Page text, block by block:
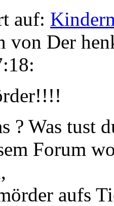
auf:
von Der
? Was tust
Forum
aufs